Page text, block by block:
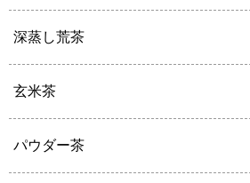
深蒸し荒茶
玄米茶
パウダー茶